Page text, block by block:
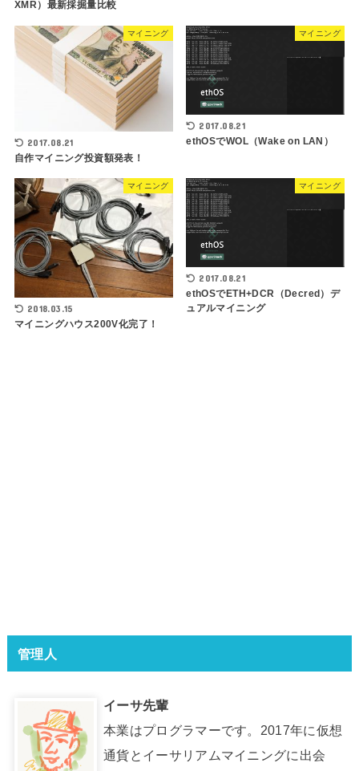
XMR）最新採掘量比較
マイニング
2017.08.21
自作マイニング投資額発表！
マイニング
2017.08.21
ethOSでWOL（Wake on LAN）
マイニング
2018.03.15
マイニングハウス200V化完了！
マイニング
2017.08.21
ethOSでETH+DCR（Decred）デ
ュアルマイニング
管理人
イーサ先輩
本業はプログラマーです。2017年に仮想
通貨とイーサリアムマイニングに出会